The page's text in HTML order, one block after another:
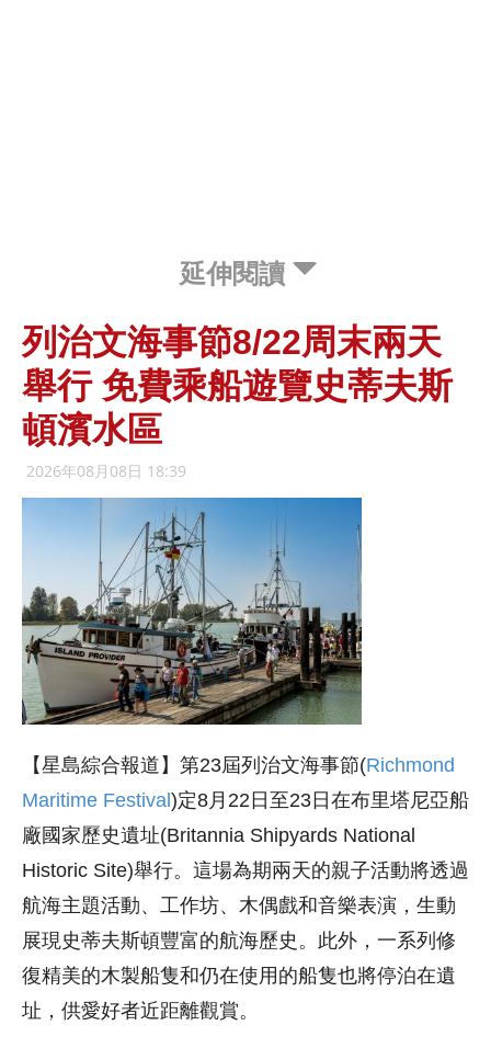
延伸閱讀
列治文海事節8/22周末兩天
舉行 免費乘船遊覽史蒂夫斯
頓濱水區
2026年08月08日 18:39
【星島綜合報道】第23屆列治文海事節(Richmond
Maritime Festival )定8月22日至23日在布里塔尼亞船
廠國家歷史遺址(Britannia Shipyards National
Historic Site)舉行。這場為期兩天的親子活動將透過
航海主題活動、工作坊、木偶戲和音樂表演，生動
展現史蒂夫斯頓豐富的航海歷史。此外，一系列修
復精美的木製船隻和仍在使用的船隻也將停泊在遺
址，供愛好者近距離觀賞。